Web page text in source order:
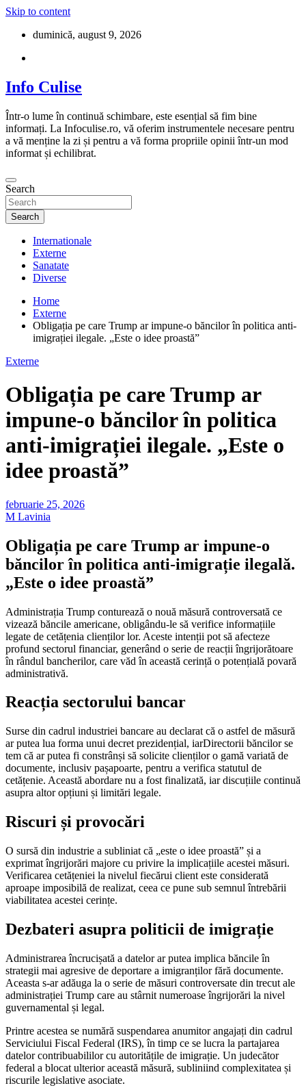
Skip to content
duminică, august 9, 2026
Info Culise
Într-o lume în continuă schimbare, este esențial să fim bine
informați. La Infoculise.ro, vă oferim instrumentele necesare pentru
a vă menține la zi și pentru a vă forma propriile opinii într-un mod
informat și echilibrat.
Search
Search
Internationale
Externe
Sanatate
Diverse
Home
Externe
Obligația pe care Trump ar impune-o băncilor în politica anti-
imigrației ilegale. „Este o idee proastă”
Externe
Obligația pe care Trump ar
impune-o băncilor în politica
anti-imigrației ilegale. „Este o
idee proastă”
februarie 25, 2026
M Lavinia
Obligația pe care Trump ar impune-o
băncilor în politica anti-imigrație ilegală.
„Este o idee proastă”
Administrația Trump conturează o nouă măsură controversată ce
vizează băncile americane, obligându-le să verifice informațiile
legate de cetățenia clienților lor. Aceste intenții pot să afecteze
profund sectorul financiar, generând o serie de reacții îngrijorătoare
în rândul bancherilor, care văd în această cerință o potențială povară
administrativă.
Reacția sectorului bancar
Surse din cadrul industriei bancare au declarat că o astfel de măsură
ar putea lua forma unui decret prezidențial, iarDirectorii băncilor se
tem că ar putea fi constrânși să solicite clienților o gamă variată de
documente, inclusiv pașapoarte, pentru a verifica statutul de
cetățenie. Această abordare nu a fost finalizată, iar discuțiile continuă
asupra altor opțiuni și limitări legale.
Riscuri și provocări
O sursă din industrie a subliniat că „este o idee proastă” și a
exprimat îngrijorări majore cu privire la implicațiile acestei măsuri.
Verificarea cetățeniei la nivelul fiecărui client este considerată
aproape imposibilă de realizat, ceea ce pune sub semnul întrebării
viabilitatea acestei cerințe.
Dezbateri asupra politicii de imigrație
Administrarea încrucișată a datelor ar putea implica băncile în
strategii mai agresive de deportare a imigranților fără documente.
Aceasta s-ar adăuga la o serie de măsuri controversate din trecut ale
administrației Trump care au stârnit numeroase îngrijorări la nivel
guvernamental și legal.
Printre acestea se numără suspendarea anumitor angajați din cadrul
Serviciului Fiscal Federal (IRS), în timp ce se lucra la partajarea
datelor contribuabililor cu autoritățile de imigrație. Un judecător
federal a blocat ulterior această măsură, subliniind complexitatea și
riscurile legislative asociate.